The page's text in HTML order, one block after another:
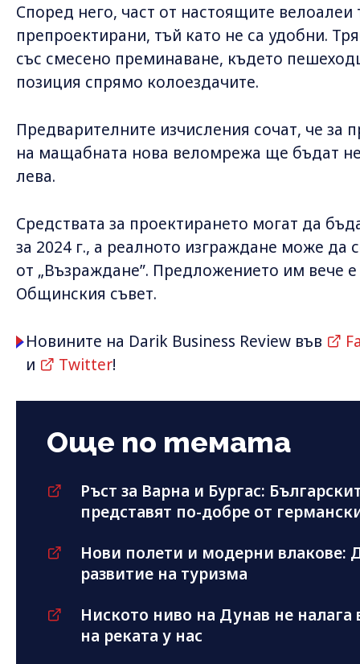
Според него, част от настоящите велоалеи
препроектирани, тъй като не са удобни.
със смесено преминаване, където
позиция спрямо колоездачите.
Предварителните изчисления сочат, че за
на мащабната нова веломрежа ще бъдат
лева.
Средствата за проектирането могат да
за 2024 г., а реалното изграждане може да
от „Възраждане”. Предложението им вече
Общинския съвет.
Новините на Darik Business Review във
и
Twitter!
Още по темата
Ръст за Варна и Бургас:
представят по-добре от
Нови полети и модерни влакове:
развитие на туризма
Ниското ниво на Дунав не
на реката у нас